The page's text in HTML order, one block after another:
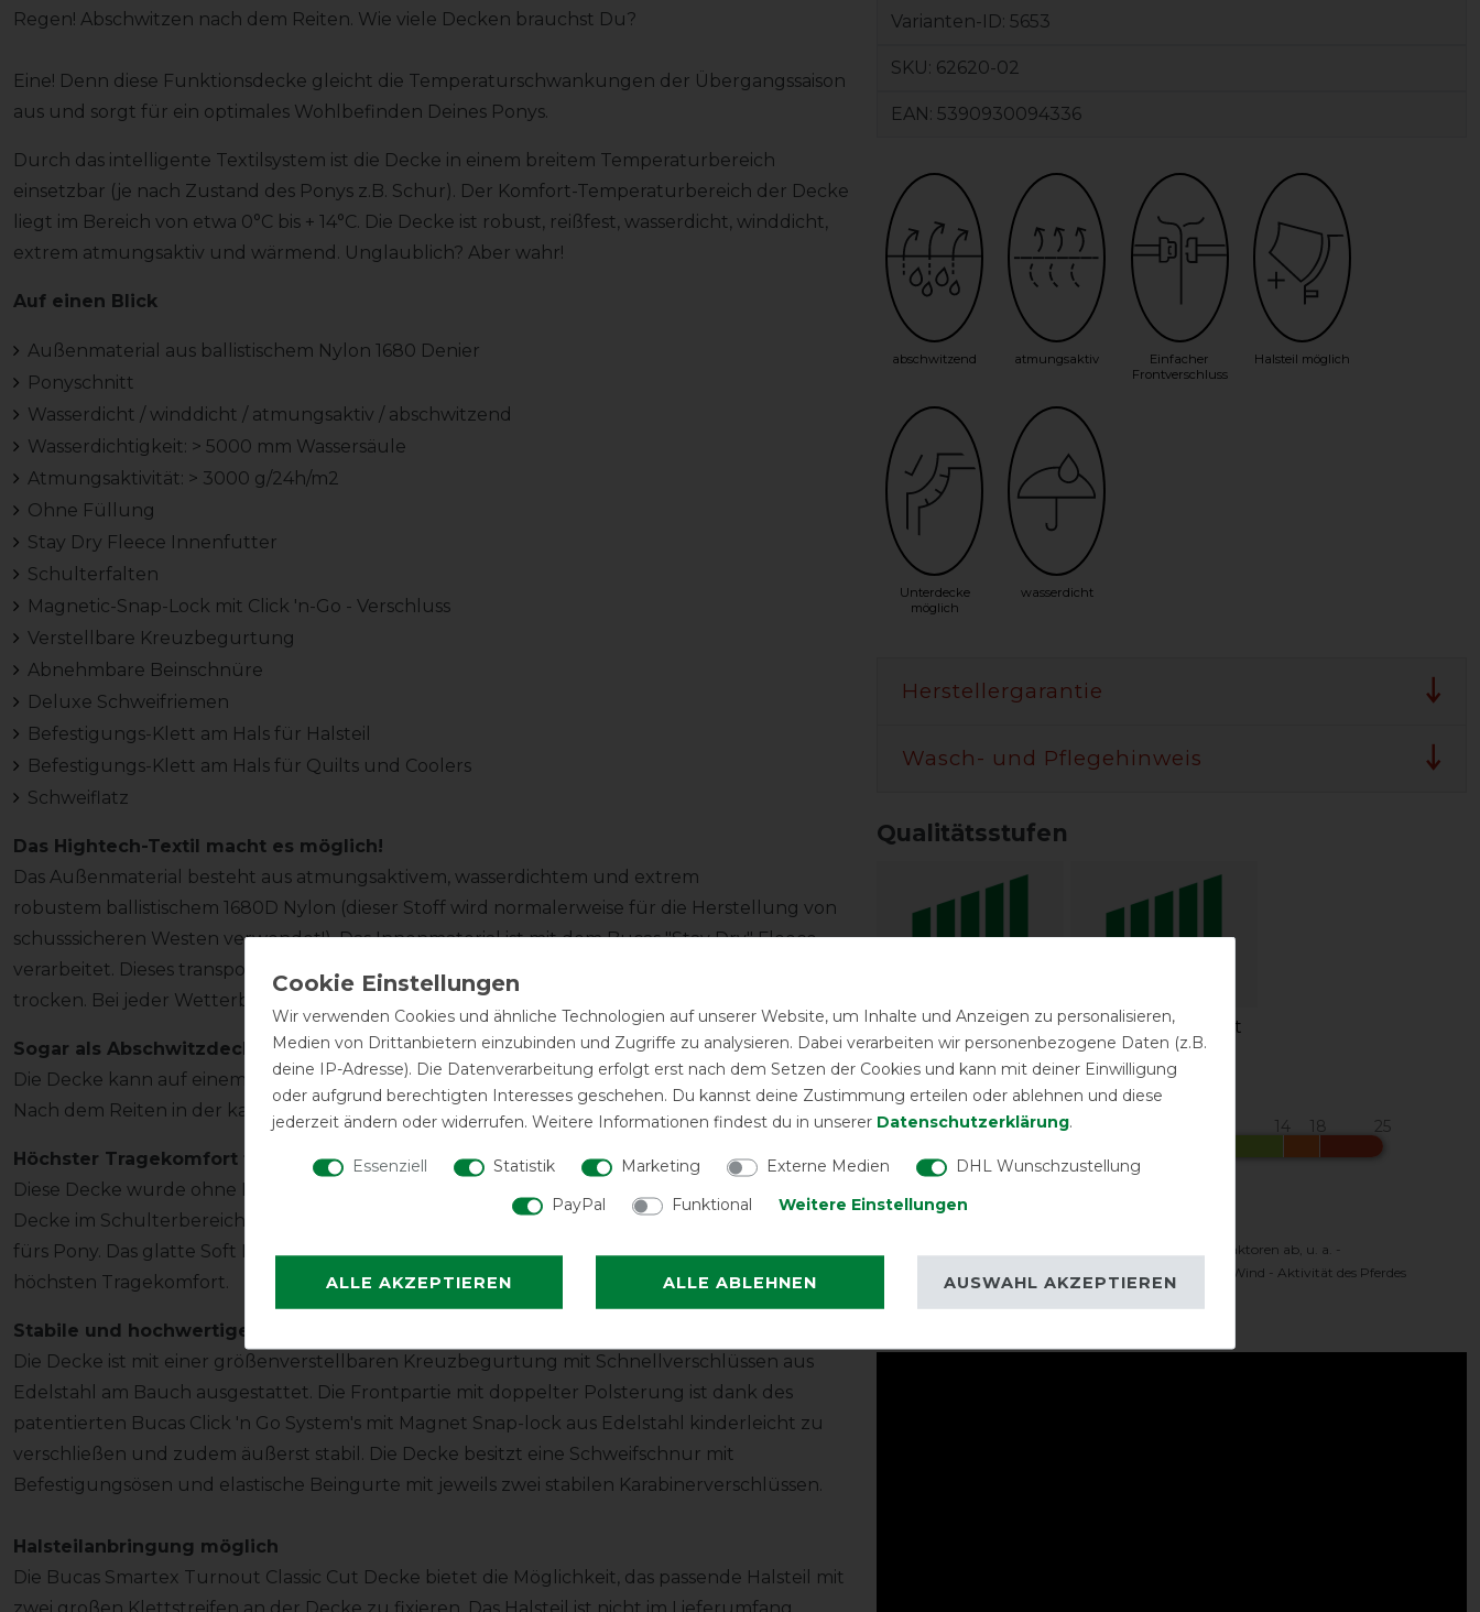
Regen! Abschwitzen nach dem Reiten. Wie viele Decken brauchst Du?
Eine! Denn diese Funktionsdecke gleicht die Temperaturschwankungen der Übergangssaison
aus und sorgt für ein optimales Wohlbefinden Deines Ponys.
Durch das intelligente Textilsystem ist die Decke in einem breitem Temperaturbereich
einsetzbar (je nach Zustand des Ponys z.B. Schur). Der Komfort-Temperaturbereich der Decke
liegt im Bereich von etwa 0°C bis + 14°C. Die Decke ist robust, reißfest, wasserdicht, winddicht,
extrem atmungsaktiv und wärmend. Unglaublich? Aber wahr!
Auf einen Blick
Außenmaterial aus ballistischem Nylon 1680 Denier
Ponyschnitt
Wasserdicht / winddicht / atmungsaktiv / abschwitzend
Wasserdichtigkeit: > 5000 mm Wassersäule
Atmungsaktivität: > 3000 g/24h/m2
Ohne Füllung
Stay Dry Fleece Innenfutter
Schulterfalten
Magnetic-Snap-Lock mit Click 'n-Go - Verschluss
Verstellbare Kreuzbegurtung
Abnehmbare Beinschnüre
Deluxe Schweifriemen
Befestigungs-Klett am Hals für Halsteil
Befestigungs-Klett am Hals für Quilts und Coolers
Schweiflatz
Das Hightech-Textil macht es möglich!
Das Außenmaterial besteht aus atmungsaktivem, wasserdichtem und extrem
robustem ballistischem 1680D Nylon (dieser Stoff wird normalerweise für die Herstellung von
schusssicheren Westen verwendet!). Das Innenmaterial ist mit dem Bucas "Stay Dry" Fleece
verarbeitet. Dieses transportiert Schweiß und Nässe schnell nach außen und hält das Pony
trocken. Bei jeder Wetterbedingung ist das Pony von einem ausgeglichenen Klima umgeben.
Sogar als Abschwitzdecke verwendbar
Die Decke kann auf einem nassen Pony genauso benutzt werden, wie eine Abschwitzdecke.
Nach dem Reiten in der kalten Jahreszeit ist das Pony in kürzester Zeit abgeschwitzt.
Höchster Tragekomfort für Wohlbefinden
Diese Decke wurde ohne Rückennaht gefertigt. Durch die integrierte doppelte Falte ist die
Decke im Schulterbereich sehr bequem geschnitten und bietet den nötigen Freiraum
fürs Pony. Das glatte Soft Nylon Innenfutter im Brustbereich scheuert nicht und sorgt für
höchsten Tragekomfort.
Stabile und hochwertige Befestigung
Die Decke ist mit einer größenverstellbaren Kreuzbegurtung mit Schnellverschlüssen aus
Edelstahl am Bauch ausgestattet. Die Frontpartie mit doppelter Polsterung ist dank des
patentierten Bucas Click 'n Go System's mit Magnet Snap-lock aus Edelstahl kinderleicht zu
verschließen und zudem äußerst stabil. Die Decke besitzt eine Schweifschnur mit
Befestigungsösen und elastische Beingurte mit jeweils zwei stabilen Karabinerverschlüssen.
Halsteilanbringung möglich
Die Bucas Smartex Turnout Classic Cut Decke bietet die Möglichkeit, das passende Halsteil mit
Varianten-ID: 5653
SKU: 62620-02
EAN: 5390930094336
abschwitzend atmungsaktiv
Einfacher
Frontverschluss
Halsteil möglich
Unterdecke
möglich
wasserdicht
Herstellergarantie
Wasch- und Pflegehinweis
Qualitätsstufen
Reißfestigkeit Wasserdichtigkeit
Temperaturbereich in °C*
*Der tatsächliche Temperaturbereich hängt von vielen Faktoren ab, u. a. -
geschoren/ungeschoren - Sonnenschein - Feuchtigkeit - Wind - Aktivität des Pferdes
Wir verwenden Cookies und ähnliche Technologien auf unserer Website, um Inhalte und Anzeigen zu personalisieren,
Medien von Drittanbietern einzubinden und Zugriffe zu analysieren. Dabei verarbeiten wir personenbezogene Daten (z.B.
deine IP-Adresse). Die Datenverarbeitung erfolgt erst nach dem Setzen der Cookies und kann mit deiner Einwilligung
oder aufgrund berechtigten Interesses geschehen. Du kannst deine Zustimmung erteilen oder ablehnen und diese
jederzeit ändern oder widerrufen. Weitere Informationen findest du in unserer Daten­schutz­erklärung.
Essenziell Statistik Marketing Externe Medien
DHL Wunschzustellung
PayPal
Funktional Weitere Einstellungen
ALLE AKZEPTIEREN ALLE ABLEHNEN AUSWAHL AKZEPTIEREN